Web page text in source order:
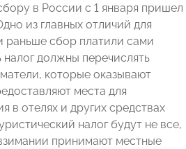
в России с 1 января пришел
из главных отличий для
раньше сбор платили сами
должны перечислять
которые оказывают
места для
в отелях и других средствах
налог будут не все,
принимают местные